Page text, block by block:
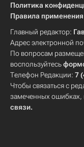
Политика
Правила
Главный редактор:
Адрес электронной
По вопросам
воспользуйтесь
Телефон Редакции: 7
Чтобы связаться с
замеченных ошибках,
связи.